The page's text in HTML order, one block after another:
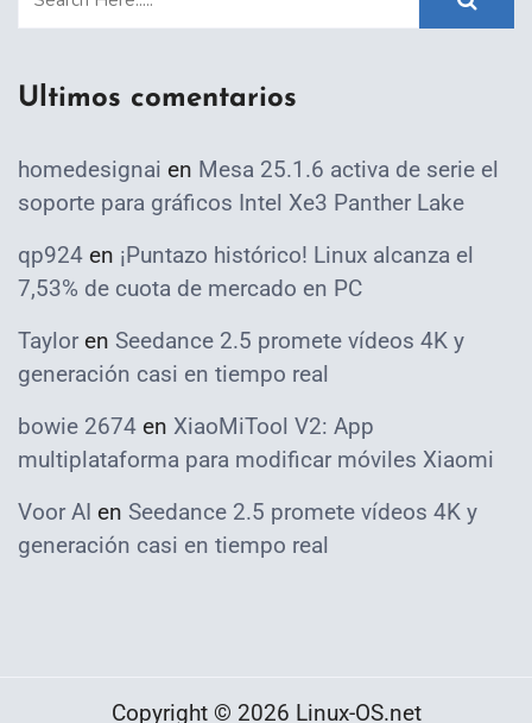
Ultimos comentarios
homedesignai en Mesa 25.1.6 activa de serie el
soporte para gráficos Intel Xe3 Panther Lake
qp924 en ¡Puntazo histórico! Linux alcanza el
7,53% de cuota de mercado en PC
Taylor en Seedance 2.5 promete vídeos 4K y
generación casi en tiempo real
bowie 2674 en XiaoMiTool V2: App
multiplataforma para modificar móviles Xiaomi
Voor AI en Seedance 2.5 promete vídeos 4K y
generación casi en tiempo real
Copyright © 2026 Linux-OS.net